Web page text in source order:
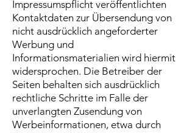
Impressumspflicht veröffentlichten
Kontaktdaten zur Übersendung von
nicht ausdrücklich angeforderter
Werbung und
Informationsmaterialien wird hiermit
widersprochen. Die Betreiber der
Seiten behalten sich ausdrücklich
rechtliche Schritte im Falle der
unverlangten Zusendung von
Werbeinformationen, etwa durch